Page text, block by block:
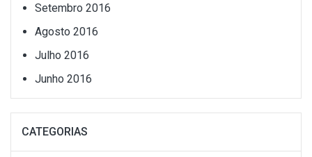
Setembro 2016
Agosto 2016
Julho 2016
Junho 2016
CATEGORIAS